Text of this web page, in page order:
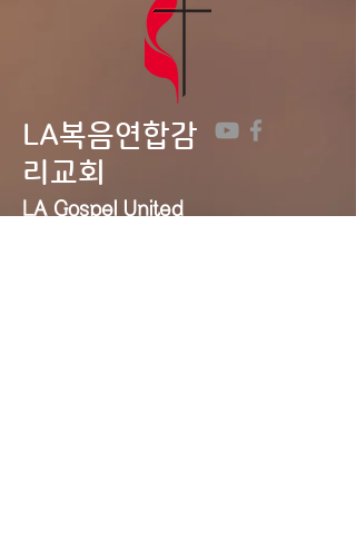
LA복음연합감
리교회
LA Gospel United